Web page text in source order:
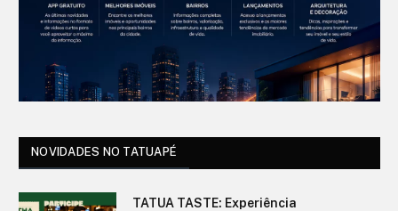
NOVIDADES NO TATUAPÉ
TATUA TASTE: Experiência